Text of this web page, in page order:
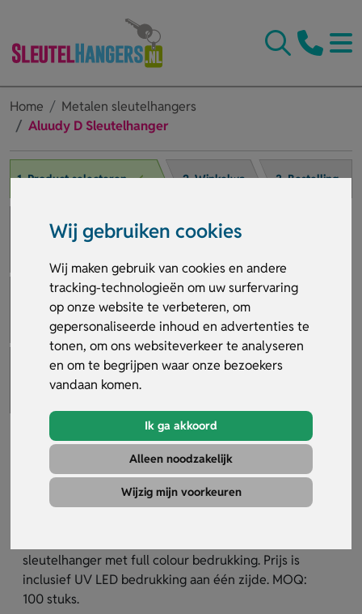
Wij gebruiken cookies
Wij maken gebruik van cookies en andere
tracking-technologieën om uw surfervaring
op onze website te verbeteren, om
gepersonaliseerde inhoud en advertenties te
tonen, om ons websiteverkeer te analyseren
en om te begrijpen waar onze bezoekers
vandaan komen.
Ik ga akkoord
Alleen noodzakelijk
Wijzig mijn voorkeuren
Home
Metalen sleutelhangers
Aluudy D Sleutelhanger
1. Product selecteren 2. Winkelwagen 3. Bestelling afronden
Aluudy D Sleutelhanger
Artikelnummer: 25445
sleutelhanger met full colour bedrukking. Prijs is
inclusief UV LED bedrukking aan één zijde. MOQ:
100 stuks.